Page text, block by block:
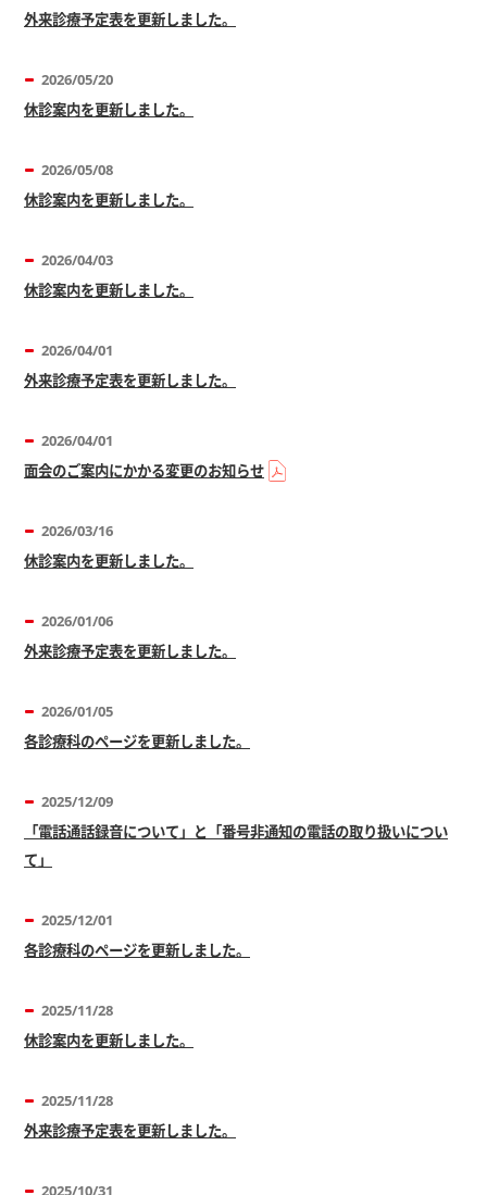
外来診療予定表を更新しました。
2026/05/20
休診案内を更新しました。
2026/05/08
休診案内を更新しました。
2026/04/03
休診案内を更新しました。
2026/04/01
外来診療予定表を更新しました。
2026/04/01
面会のご案内にかかる変更のお知らせ
2026/03/16
休診案内を更新しました。
2026/01/06
外来診療予定表を更新しました。
2026/01/05
各診療科のページを更新しました。
2025/12/09
「電話通話録音について」と「番号非通知の電話の取り扱いについ
て」
2025/12/01
各診療科のページを更新しました。
2025/11/28
休診案内を更新しました。
2025/11/28
外来診療予定表を更新しました。
2025/10/31